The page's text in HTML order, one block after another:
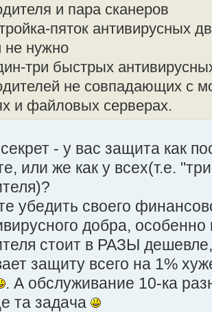
и пара сканеров
пяток антивирусных
не нужно
три быстрых
не совпадающих с
и файловых серверах.
- у вас защита как
или же как у всех(т.е.
убедить своего
добра, особенно
стоит в РАЗЫ дешевле,
защиту всего на 1%
. А обслуживание 10-ка
та задача